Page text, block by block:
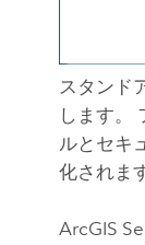
スタンド
します。
ルとセキ
化されま
ArcGIS